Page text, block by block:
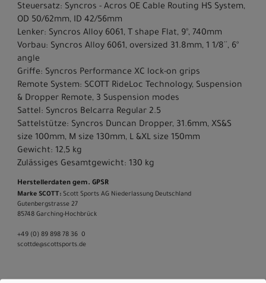
Steuersatz: Syncros - Acros OE Cable Routing HS System,
OD 50/62mm, ID 42/56mm
Lenker: Syncros Alloy 6061, T shape Flat, 9°, 740mm
Vorbau: Syncros Alloy 6061, oversized 31.8mm, 1 1/8´´, 6°
angle
Griffe: Syncros Performance XC lock-on grips
Remote System: SCOTT RideLoc Technology, Suspension
& Dropper Remote, 3 Suspension modes
Sattel: Syncros Belcarra Regular 2.5
Sattelstütze: Syncros Duncan Dropper, 31.6mm, XS&S
size 100mm, M size 130mm, L &XL size 150mm
Gewicht: 12,5 kg
Zulässiges Gesamtgewicht: 130 kg
Herstellerdaten gem. GPSR
Marke SCOTT: Scott Sports AG Niederlassung Deutschland
Gutenbergstrasse 27
85748 Garching-­Hochbrück
+49 (0) 89 898 78 36 ­ 0
scott­de@scott­sports.de